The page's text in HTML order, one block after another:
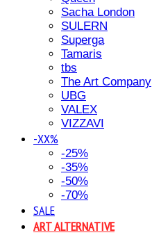
Sacha London
SULERN
Superga
Tamaris
tbs
The Art Company
UBG
VALEX
VIZZAVI
-XX%
-25%
-35%
-50%
-70%
SALE
ART ALTERNATIVE